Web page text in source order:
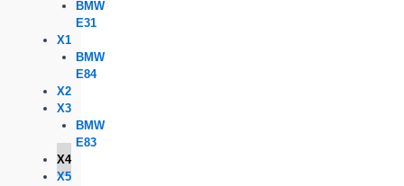
BMW
E31
X1
BMW
E84
X2
X3
BMW
E83
X4
X5